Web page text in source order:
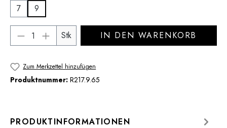
7
9
Produkt Anzahl: Gib den gewünschten
Stk IN DEN WARENKORB
Zum Merkzettel hinzufügen
Produktnummer: R217.9.65
PRODUKTINFORMATIONEN